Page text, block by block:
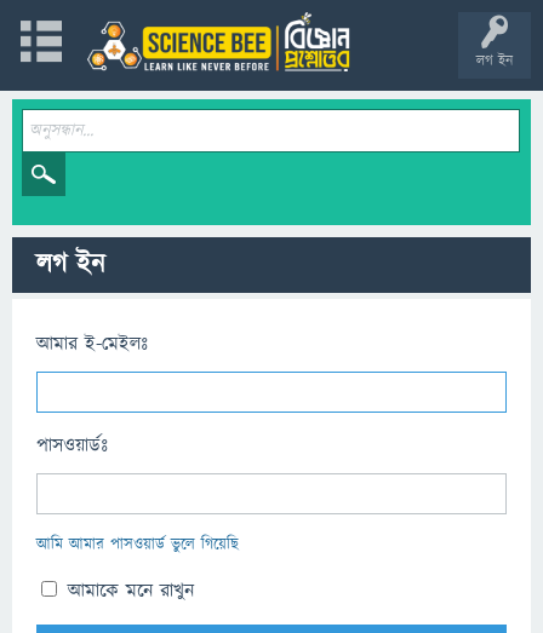
লগ ইন
লগ ইন
আমার ই-মেইলঃ
পাসওয়ার্ডঃ
আমি আমার পাসওয়ার্ড ভুলে গিয়েছি
আমাকে মনে রাখুন